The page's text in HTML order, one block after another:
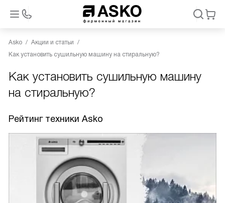
Asko
Акции и статьи
Как установить сушильную машину на стиральную?
Как установить сушильную машину
на стиральную?
Рейтинг техники Asko